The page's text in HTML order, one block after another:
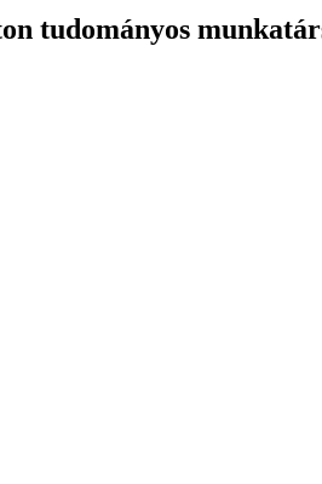
tudományos